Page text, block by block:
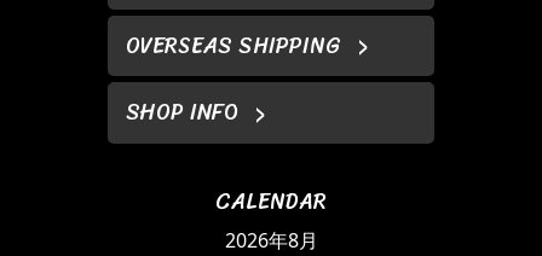
OVERSEAS SHIPPING
SHOP INFO
CALENDAR
2026年8月